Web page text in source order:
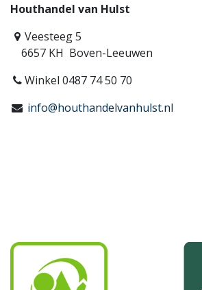
Houthandel van Hulst
Veesteeg 5
6657 KH Boven-Leeuwen
Winkel 0487 74 50 70
info@houthandelvanhulst.nl